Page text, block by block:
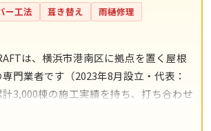
ー工法 葺き替え
雨樋修理
は、横浜市港南区に拠点を置く屋根
門業者です（2023年8月設立・代表：
3,000棟の施工実績を持ち、打ち合わせ
トまで自社スタッフが一貫対応。仲介